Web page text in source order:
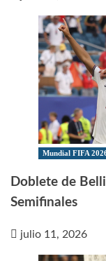
Mundial FIFA
Doblete de
Semifinales
julio 11, 2026